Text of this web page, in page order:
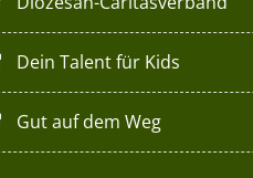
Dein Talent für Kids
Gut auf dem Weg